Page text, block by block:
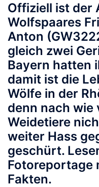
Offiziell ist der
Wolfspaares
Anton
gleich zwei
Bayern hatten
damit ist die
Wölfe in der
denn nach wie
Weidetiere
weiter Hass
geschürt.
Fotoreportage
Fakten.